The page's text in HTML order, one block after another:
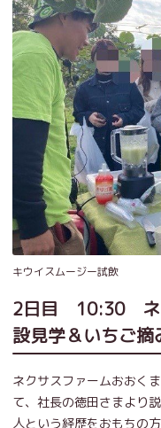
キウイスムージー試飲
2日目 10:30 ネ
設見学＆いちご摘
ネクサスファームおおく
て、社長の徳田さまより
人という経歴をおもちの